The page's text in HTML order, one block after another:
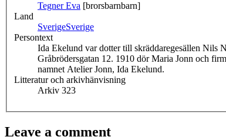
Tegner Eva [brorsbarnbarn]
Land
SverigeSverige
Persontext
Ida Ekelund var dotter till skräddaregesällen Nils
Gråbrödersgatan 12. 1910 dör Maria Jonn och
namnet Atelier Jonn, Ida Ekelund.
Litteratur och arkivhänvisning
Arkiv 323
Leave a comment